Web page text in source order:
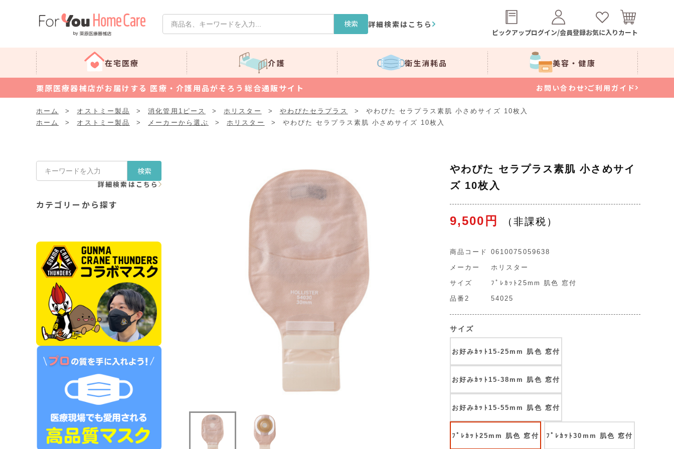
検索 詳細検索はこちら
ピックアップログイン/会員登録お気に入りカート
在宅医療 介護 衛生消耗品 美容・健康
栗原医療器械店がお届けする 医療・介護用品がそろう総合通販サイト お問い合わせ ご利用ガイド
ホーム > オストミー製品 > 消化管用1ピース > ホリスター > やわぴたセラプラス >
やわぴた セラプラス素肌 小さめサイズ 10枚入
ホーム
> オストミー製品 > メーカーから選ぶ > ホリスター > やわぴた セラプラス素肌 小さめサイズ 10枚入
検索
詳細検索はこちら
カテゴリーから探す
やわぴた セラプラス素肌 小さめサイ
ズ 10枚入
9,500円
商品コード 0610075059638
メーカー ホリスター
サイズ ﾌﾟﾚｶｯﾄ25mm 肌色 窓付
品番2 54025
サイズ
お好みｶｯﾄ15-25mm 肌色 窓付
お好みｶｯﾄ15-38mm 肌色 窓付
お好みｶｯﾄ15-55mm 肌色 窓付
ﾌﾟﾚｶｯﾄ25mm 肌色 窓付 ﾌﾟﾚｶｯﾄ30mm 肌色 窓付